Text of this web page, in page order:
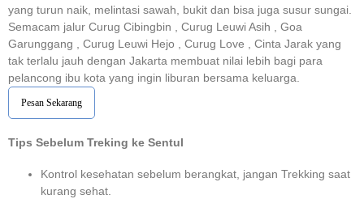
yang turun naik, melintasi sawah, bukit dan bisa juga susur sungai.
Semacam jalur Curug Cibingbin , Curug Leuwi Asih , Goa
Garunggang , Curug Leuwi Hejo , Curug Love , Cinta Jarak yang
tak terlalu jauh dengan Jakarta membuat nilai lebih bagi para
pelancong ibu kota yang ingin liburan bersama keluarga.
Pesan Sekarang
Tips Sebelum Treking ke Sentul
Kontrol kesehatan sebelum berangkat, jangan Trekking saat
kurang sehat.